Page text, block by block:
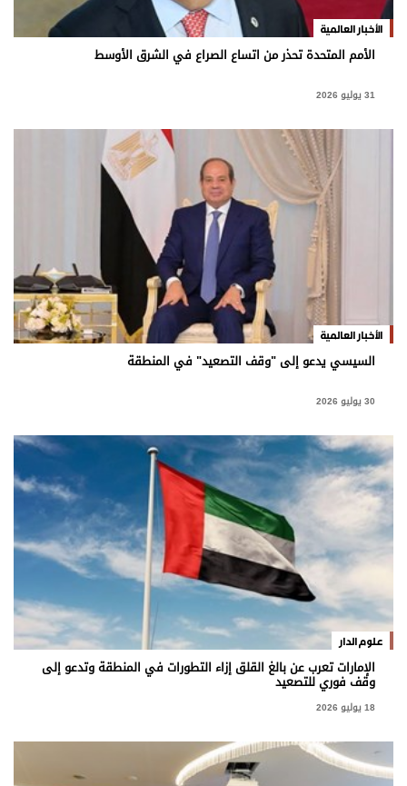
عدد اليوم
الأحوال الجوية
الأخبار العالمية
الأمم المتحدة تحذر من اتساع الصراع في الشرق الأوسط
31 يوليو 2026
الأخبار العالمية
السيسي يدعو إلى "وقف التصعيد" في المنطقة
30 يوليو 2026
علوم الدار
الإمارات تعرب عن بالغ القلق إزاء التطورات في المنطقة وتدعو إلى
وقف فوري للتصعيد
18 يوليو 2026